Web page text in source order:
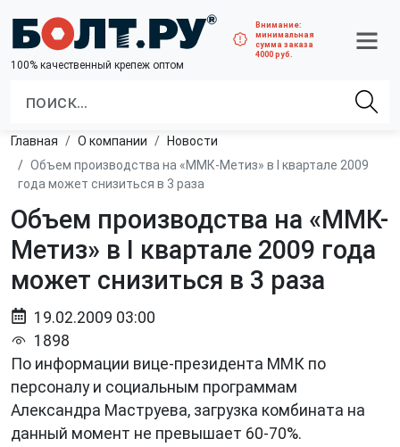
100% качественный крепеж оптом
Внимание:
минимальная
сумма заказа
4000 руб.
Главная О компании
Новости
Объем производства на «ММК-Метиз» в I квартале 2009
года может снизиться в 3 раза
Объем производства на «ММК-
Метиз» в I квартале 2009 года
может снизиться в 3 раза
19.02.2009 03:00
1898
По информации вице-президента ММК по
персоналу и социальным программам
Александра Маструева, загрузка комбината на
данный момент не превышает 60-70%.